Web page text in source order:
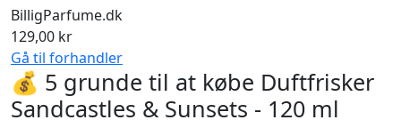
BilligParfume.dk
129,00 kr
Gå til forhandler
💰 5 grunde til at købe Duftfrisker
Sandcastles & Sunsets - 120 ml